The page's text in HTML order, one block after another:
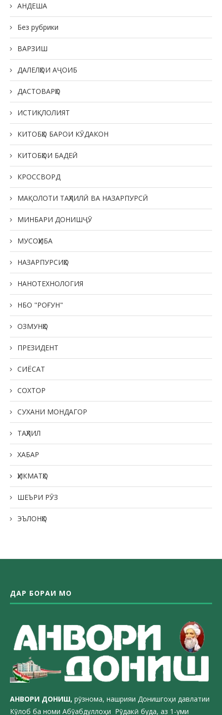
АНДЕША
Без рубрики
ВАРЗИШ
ДАЛЕЛҲОИ АҶОИБ
ДАСТОВАРҲО
ИСТИҚЛОЛИЯТ
КИТОБҲО БАРОИ КӮДАКОН
КИТОБҲОИ БАДЕӢ
КРОССВОРД
МАҚОЛОТИ ТАҲЛИЛӢ ВА НАЗАРПУРСӢ
МИНБАРИ ДОНИШҶӮ
МУСОҲИБА
НАЗАРПУРСИҲО
НАНОТЕХНОЛОГИЯ
НБО "РОҒУН"
ОЗМУНҲО
ПРЕЗИДЕНТ
СИЁСАТ
СОХТОР
СУХАНИ МОНДАГОР
ТАҲЛИЛ
ХАБАР
ҲИКМАТҲО
ШЕЪРИ РӮЗ
ЭЪЛОНҲО
ДАР БОРАИ МО
АНВОРИ ДОНИШ, рӯзнома, нашрияи Донишгоҳи давлатии
Кӯлоб ба номи Абӯабдуллоҳи Рӯдакӣ буда, аз 1-уми